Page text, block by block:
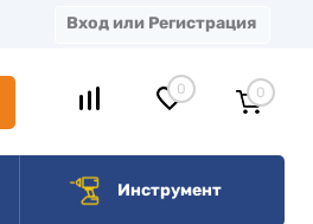
Вход или Регистрация
0 0
Инструмент